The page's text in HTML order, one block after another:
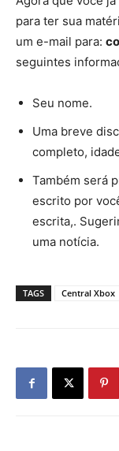
para ter sua
um e-mail para:
seguintes
Seu nome.
Uma breve
completo,
Também será
escrito por
escrita,.
uma notícia.
TAGS Central Xbox